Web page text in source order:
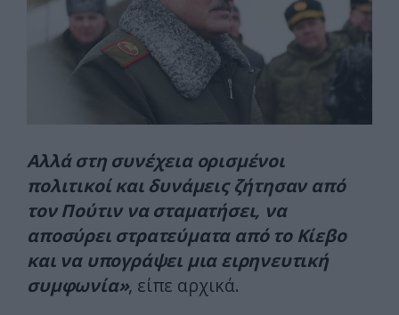
Αλλά στη συνέχεια ορισμένοι
πολιτικοί και δυνάμεις ζήτησαν από
τον Πούτιν να σταματήσει, να
αποσύρει στρατεύματα από το Κίεβο
και να υπογράψει μια ειρηνευτική
συμφωνία», είπε αρχικά.